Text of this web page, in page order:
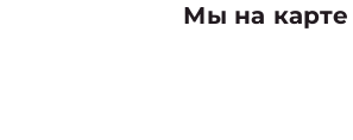
Мы на карте